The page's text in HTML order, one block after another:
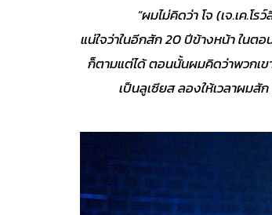
“ผมไม่คิดว่า โจ (เจ.เค.
แน่ใจว่าในอีกสัก 20 ปีข้างหน้า ในต
ก็ตามแต่ได้ ตอนนั้นผมคิดว่าพวกเ
เป็นลูเซียส ลองให้เวลาผมสั